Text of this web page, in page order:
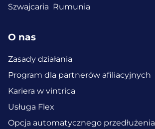
Szwajcaria Rumunia
O nas
Zasady działania
Program dla partnerów afiliacyjnych
Kariera w vintrica
Usługa Flex
Opcja automatycznego przedłużenia